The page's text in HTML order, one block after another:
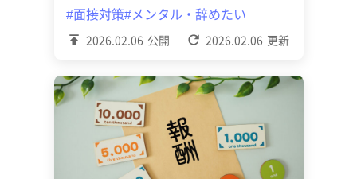
2026.02.06 公開 2026.02.06 更新
#面接対策#メンタル・辞めたい